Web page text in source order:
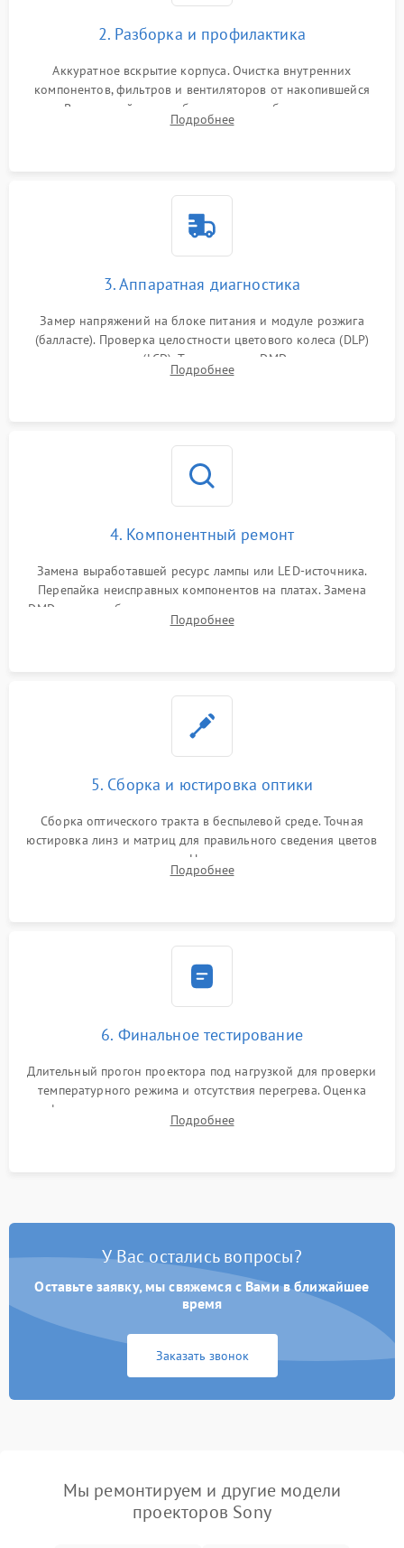
2. Разборка и профилактика
Аккуратное вскрытие корпуса. Очистка внутренних
компонентов, фильтров и вентиляторов от накопившейся
пыли. Визуальный осмотр блока питания, балласта лампы и
материнской платы на наличие прогаров или вздутых
Подробнее
3. Аппаратная диагностика
Замер напряжений на блоке питания и модуле розжига
(балласте). Проверка целостности цветового колеса (DLP)
или поляризаторов (LCD). Тестирование DMD-чипа, датчиков
температуры и оптопар с помощью мультиметра и
Подробнее
4. Компонентный ремонт
Замена выработавшей ресурс лампы или LED-источника.
Перепайка неисправных компонентов на платах. Замена
DMD-чипа при битых пикселях, установка нового цветового
колеса или восстановление сгоревших поляризационных
Подробнее
5. Сборка и юстировка оптики
Сборка оптического тракта в беспылевой среде. Точная
юстировка линз и матриц для правильного сведения цветов
и устранения размытия. Надежное подключение всех
шлейфов, установка датчиков и закрытие корпуса
Подробнее
6. Финальное тестирование
Длительный прогон проектора под нагрузкой для проверки
температурного режима и отсутствия перегрева. Оценка
фокуса, контрастности и цветопередачи на тестовых
таблицах. Проверка работы всех видеовходов и кнопок
Подробнее
У Вас остались вопросы?
Оставьте заявку, мы свяжемся с Вами в ближайшее
время
Заказать звонок
Мы ремонтируем и другие модели
проекторов Sony